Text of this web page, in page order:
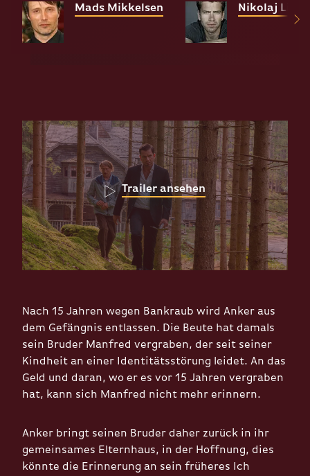
Mads Mikkelsen Nikolaj Lie
Trailer ansehen
Nach 15 Jahren wegen Bankraub wird Anker aus
dem Gefängnis entlassen. Die Beute hat damals
sein Bruder Manfred vergraben, der seit seiner
Kindheit an einer Identitätsstörung leidet. An das
Geld und daran, wo er es vor 15 Jahren vergraben
hat, kann sich Manfred nicht mehr erinnern.
Anker bringt seinen Bruder daher zurück in ihr
gemeinsames Elternhaus, in der Hoffnung, dies
könnte die Erinnerung an sein früheres Ich